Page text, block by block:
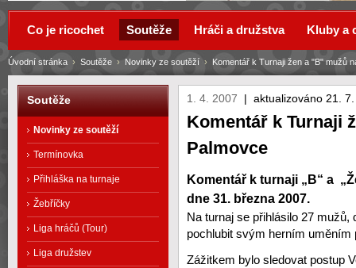
1. 4. 2007 | aktualizováno 21.
Komentář k Turnaji
Palmovce
Komentář k turnaji „B“ a
dne 31. března 2007.
Na turnaj se přihlásilo 27 mužů,
pochlubit svým herním uměním
Zážitkem bylo sledovat postup
Úvodní stránka › Soutěže › Novinky ze soutěží › Komentář k Turnaji žen a "B" mužů
Co je ricochet Soutěže Hráči a družstva Kluby a
Soutěže
Novinky ze soutěží
Termínovka
Přihláška na turnaje
Žebříčky
Liga hráčů (Tour)
Liga družstev